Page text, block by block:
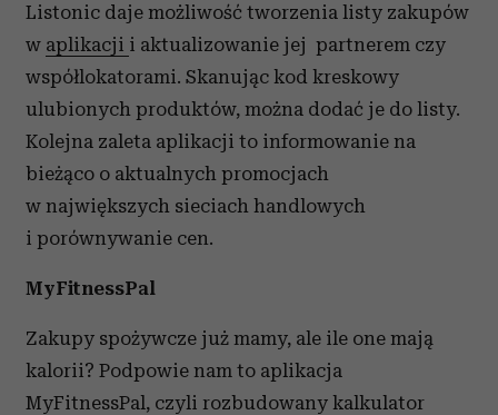
Listonic daje możliwość tworzenia listy zakupów
w aplikacji i aktualizowanie jej partnerem czy
współlokatorami. Skanując kod kreskowy
ulubionych produktów, można dodać je do listy.
Kolejna zaleta aplikacji to informowanie na
bieżąco o aktualnych promocjach
w największych sieciach handlowych
i porównywanie cen.
MyFitnessPal
Zakupy spożywcze już mamy, ale ile one mają
kalorii? Podpowie nam to aplikacja
MyFitnessPal, czyli rozbudowany kalkulator